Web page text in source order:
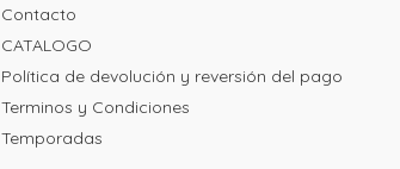
Contacto
CATALOGO
Política de devolución y reversión del pago
Terminos y Condiciones
Temporadas